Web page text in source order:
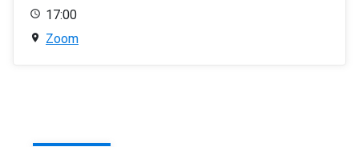
17:00
Zoom